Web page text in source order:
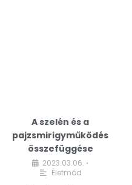
A szelén és a
pajzsmirigyműködés
összefüggése
2023.03.06. •
Életmód